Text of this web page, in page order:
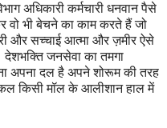
अधिकारी कर्मचारी धनवान पैसे
वो भी बेचने का काम करते हैं जो
और सच्चाई आत्मा और ज़मीर ऐसे
देशभक्ति जनसेवा का तमगा
अपना दल है अपने शोरूम की तरह
किसी मॉल के आलीशान हाल में